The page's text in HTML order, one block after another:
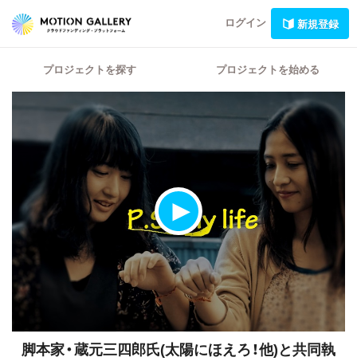
ログイン 新規登録
プロジェクトを探す プロジェクトを始める
脚本家・蔵元三四郎氏(太陽にほえろ！他)と共同執